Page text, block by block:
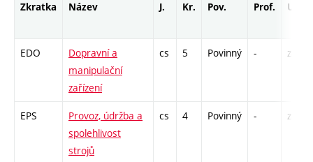
Zkratka Název J. Kr. Pov. Prof. Uk.
EDO
Dopravní a
manipulační
zařízení
cs 5 Povinný - zá,zk
EPS
Provoz, údržba a
spolehlivost
strojů
cs 4 Povinný - zá,zk